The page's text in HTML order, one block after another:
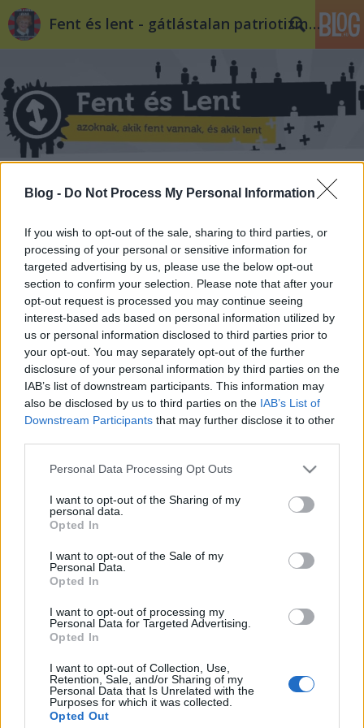
Blog - Do Not Process My Personal Information
If you wish to opt-out of the sale, sharing to third parties, or
processing of your personal or sensitive information for
targeted advertising by us, please use the below opt-out
section to confirm your selection. Please note that after your
opt-out request is processed you may continue seeing
interest-based ads based on personal information utilized by
us or personal information disclosed to third parties prior to
your opt-out. You may separately opt-out of the further
disclosure of your personal information by third parties on the
IAB’s list of downstream participants. This information may
also be disclosed by us to third parties on the IAB’s List of
Downstream Participants that may further disclose it to other
Please note that this website/app uses one or more Google
not limited to your visit or usage behaviour. You may click to
grant or deny consent to Google and its third-party tags to
use your data for below specified purposes in below Google
consent section.
Personal Data Processing Opt Outs
I want to opt-out of the Sharing of my
personal data.
Opted In
I want to opt-out of the Sale of my
Personal Data.
Opted In
I want to opt-out of processing my
Personal Data for Targeted Advertising.
Opted In
I want to opt-out of Collection, Use,
Retention, Sale, and/or Sharing of my
Personal Data that Is Unrelated with the
Purposes for which it was collected.
Opted Out
Fent és lent - gátlástalan patriotizmus
A szopatós Erste Bank
És te kinél bankolsz? Hát én sajnos az Ersténél.
Jellemző az Erste Bank mentalitására, hogy addig
fontos neki az ügyfél, amíg be tudják húzni, hogy
utána fejjék szakadatlan. A következő van. Ha van
egy személyi hitele az embernek, akkor az hagyján,
hogy körülbelül a…
A dohánylobbi okosabb volt
gorbacsov 2011. július 19.
ügyrendi bizottság válasza a TASZ és a zemberek
kérdéseire, amelyek a dohányadó eltörlésének
körülményeit firtatták.Ismétlésképpen itt a három
kérdés az előző posztból:1. Kérem, hogy
Fülkeforradalmárok, most ne
sírjatok!
az okos pipacs• 2011. július 18.
Egy zöld szervezetben dolgozom, napi
rendszerességgel telefonálnak kétségbeesett
emberek különféle környezeti problémákkal. A